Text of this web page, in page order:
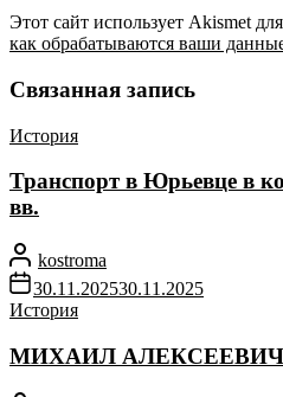
Этот сайт использует Akismet
как обрабатываются ваши
Связанная запись
История
Транспорт в Юрьевце в
вв.
kostroma
30.11.202530.11.2025
История
МИХАИЛ